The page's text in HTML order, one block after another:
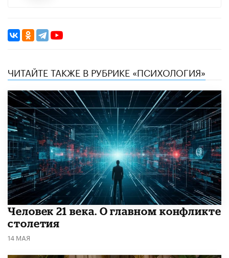
ЧИТАЙТЕ ТАКЖЕ В РУБРИКЕ «ПСИХОЛОГИЯ»
​Человек 21 века. О главном конфликте
столетия
14 МАЯ